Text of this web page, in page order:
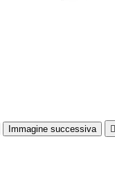
Immagine successiva 